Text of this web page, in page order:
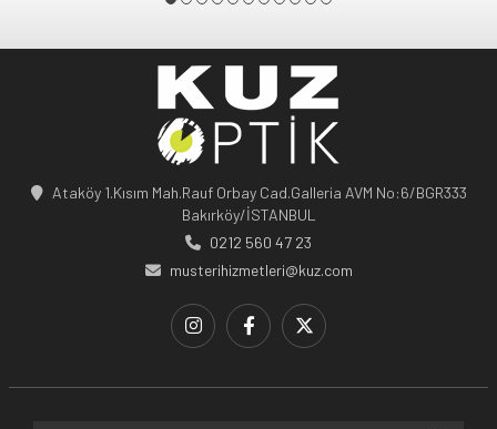
Ataköy 1.Kısım Mah.Rauf Orbay Cad.Galleria AVM No:6/BGR333
Bakırköy/İSTANBUL
0212 560 47 23
musterihizmetleri@kuz.com